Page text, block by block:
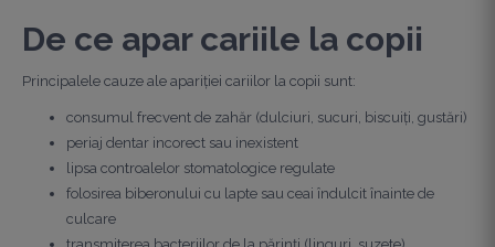
De ce apar cariile la copii
Principalele cauze ale apariției cariilor la copii sunt:
consumul frecvent de zahăr (dulciuri, sucuri, biscuiți, gustări)
periaj dentar incorect sau inexistent
lipsa controalelor stomatologice regulate
folosirea biberonului cu lapte sau ceai îndulcit înainte de
culcare